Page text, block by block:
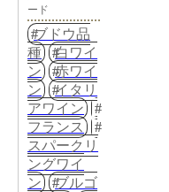
ード
ブドウ品
種
白ワイ
ン
赤ワイ
ン
イタリ
アワイン
フランス
スパークリ
ングワイ
ン
ブルゴ